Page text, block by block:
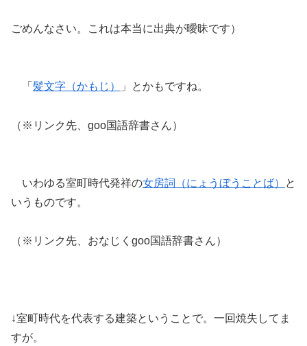
ごめんなさい。これは本当に出典が曖昧です）
「 髪文字（かもじ） 」とかもですね。
（※リンク先、goo国語辞書さん）
いわゆる室町時代発祥の女房詞（にょうぼうことば）
と
いうものです。
（※リンク先、おなじくgoo国語辞書さん）
↓室町時代を代表する建築ということで。一回焼失してま
すが。